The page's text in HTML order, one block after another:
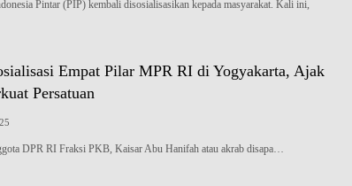
Pintar (PIP) kembali disosialisasikan kepada masyarakat. Kali ini,
Empat Pilar MPR RI di Yogyakarta, Ajak
Persatuan
DPR RI Fraksi PKB, Kaisar Abu Hanifah atau akrab disapa…